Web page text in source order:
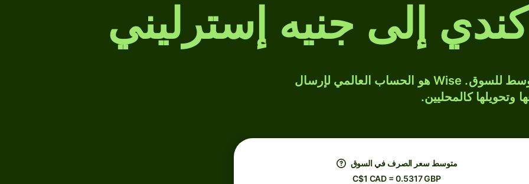
حوّل CAD إلى GBP بسعر الصرف المتوسط للسوق. Wise هو الحساب العالمي لإرسال
وتحويلها كالمحليين.
متوسط ​​سعر الصرف في السوق
C$1 CAD = 0.5317 GBP